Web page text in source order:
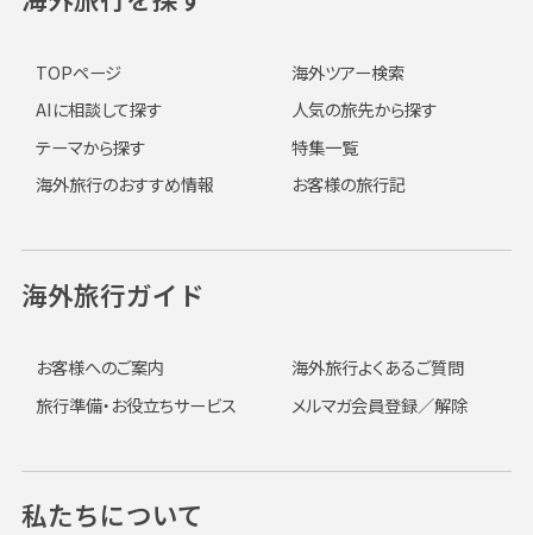
TOPページ
海外ツアー検索
AIに相談して探す
人気の旅先から探す
テーマから探す
特集一覧
海外旅行のおすすめ情報
お客様の旅行記
海外旅行ガイド
お客様へのご案内
海外旅行よくあるご質問
旅行準備・お役立ちサービス
メルマガ会員登録／解除
私たちについて